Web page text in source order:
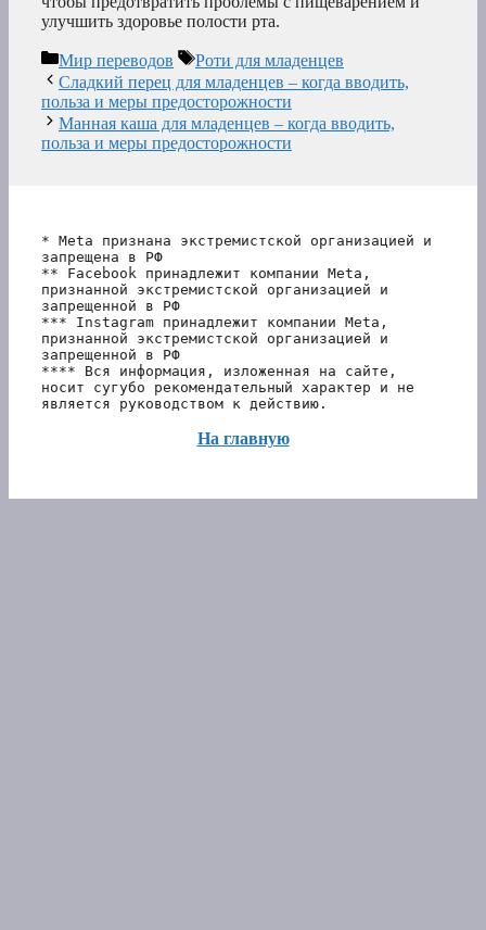
улучшить здоровье полости рта.
Рубрики
Мир переводов Метки
Роти для младенцев
Сладкий перец для младенцев – когда вводить,
польза и меры предосторожности
Манная каша для младенцев – когда вводить,
польза и меры предосторожности
* Meta признана экстремистской организацией и
запрещена в РФ
** Facebook принадлежит компании Meta,
признанной экстремистской организацией и
запрещенной в РФ
*** Instagram принадлежит компании Meta,
признанной экстремистской организацией и
запрещенной в РФ
**** Вся информация, изложенная на сайте,
носит сугубо рекомендательный характер и не
является руководством к действию.
На главную